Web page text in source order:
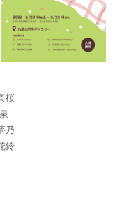
桜
乃
鈴